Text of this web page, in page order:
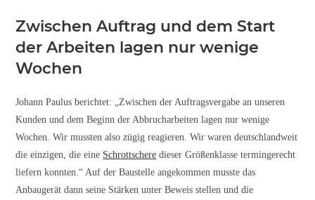
Zwischen Auftrag und dem Start
der Arbeiten lagen nur wenige
Wochen
Johann Paulus berichtet: „Zwischen der Auftragsvergabe an unseren
Kunden und dem Beginn der Abbrucharbeiten lagen nur wenige
Wochen. Wir mussten also zügig reagieren. Wir waren deutschlandweit
die einzigen, die eine Schrottschere dieser Größenklasse termingerecht
liefern konnten.“ Auf der Baustelle angekommen musste das
Anbaugerät dann seine Stärken unter Beweis stellen und die